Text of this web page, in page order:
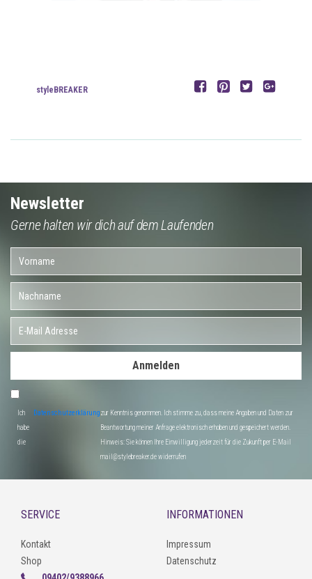
styleBREAKER
Newsletter
Gerne halten wir dich auf dem Laufenden
Anmelden
Ich
habe
die
Datenschutzerklärungzur Kenntnis genommen. Ich stimme zu, dass meine Angaben und Daten zur
Beantwortung meiner Anfrage elektronisch erhoben und gespeichert werden.
Hinweis: Sie können Ihre Einwilligung jederzeit für die Zukunft per E-Mail
mail@stylebreaker.de widerrufen
SERVICE
Kontakt
Shop
INFORMATIONEN
Impressum
Datenschutz